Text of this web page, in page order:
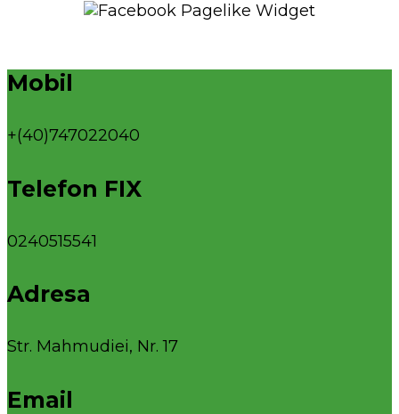
Mobil
+(40)747022040
Telefon FIX
0240515541
Adresa
Str. Mahmudiei, Nr. 17
Email